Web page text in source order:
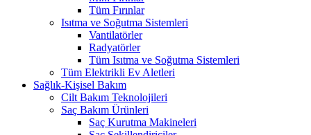
Tüm Fırınlar
Isıtma ve Soğutma Sistemleri
Vantilatörler
Radyatörler
Tüm Isıtma ve Soğutma Sistemleri
Tüm Elektrikli Ev Aletleri
Sağlık-Kişisel Bakım
Cilt Bakım Teknolojileri
Saç Bakım Ürünleri
Saç Kurutma Makineleri